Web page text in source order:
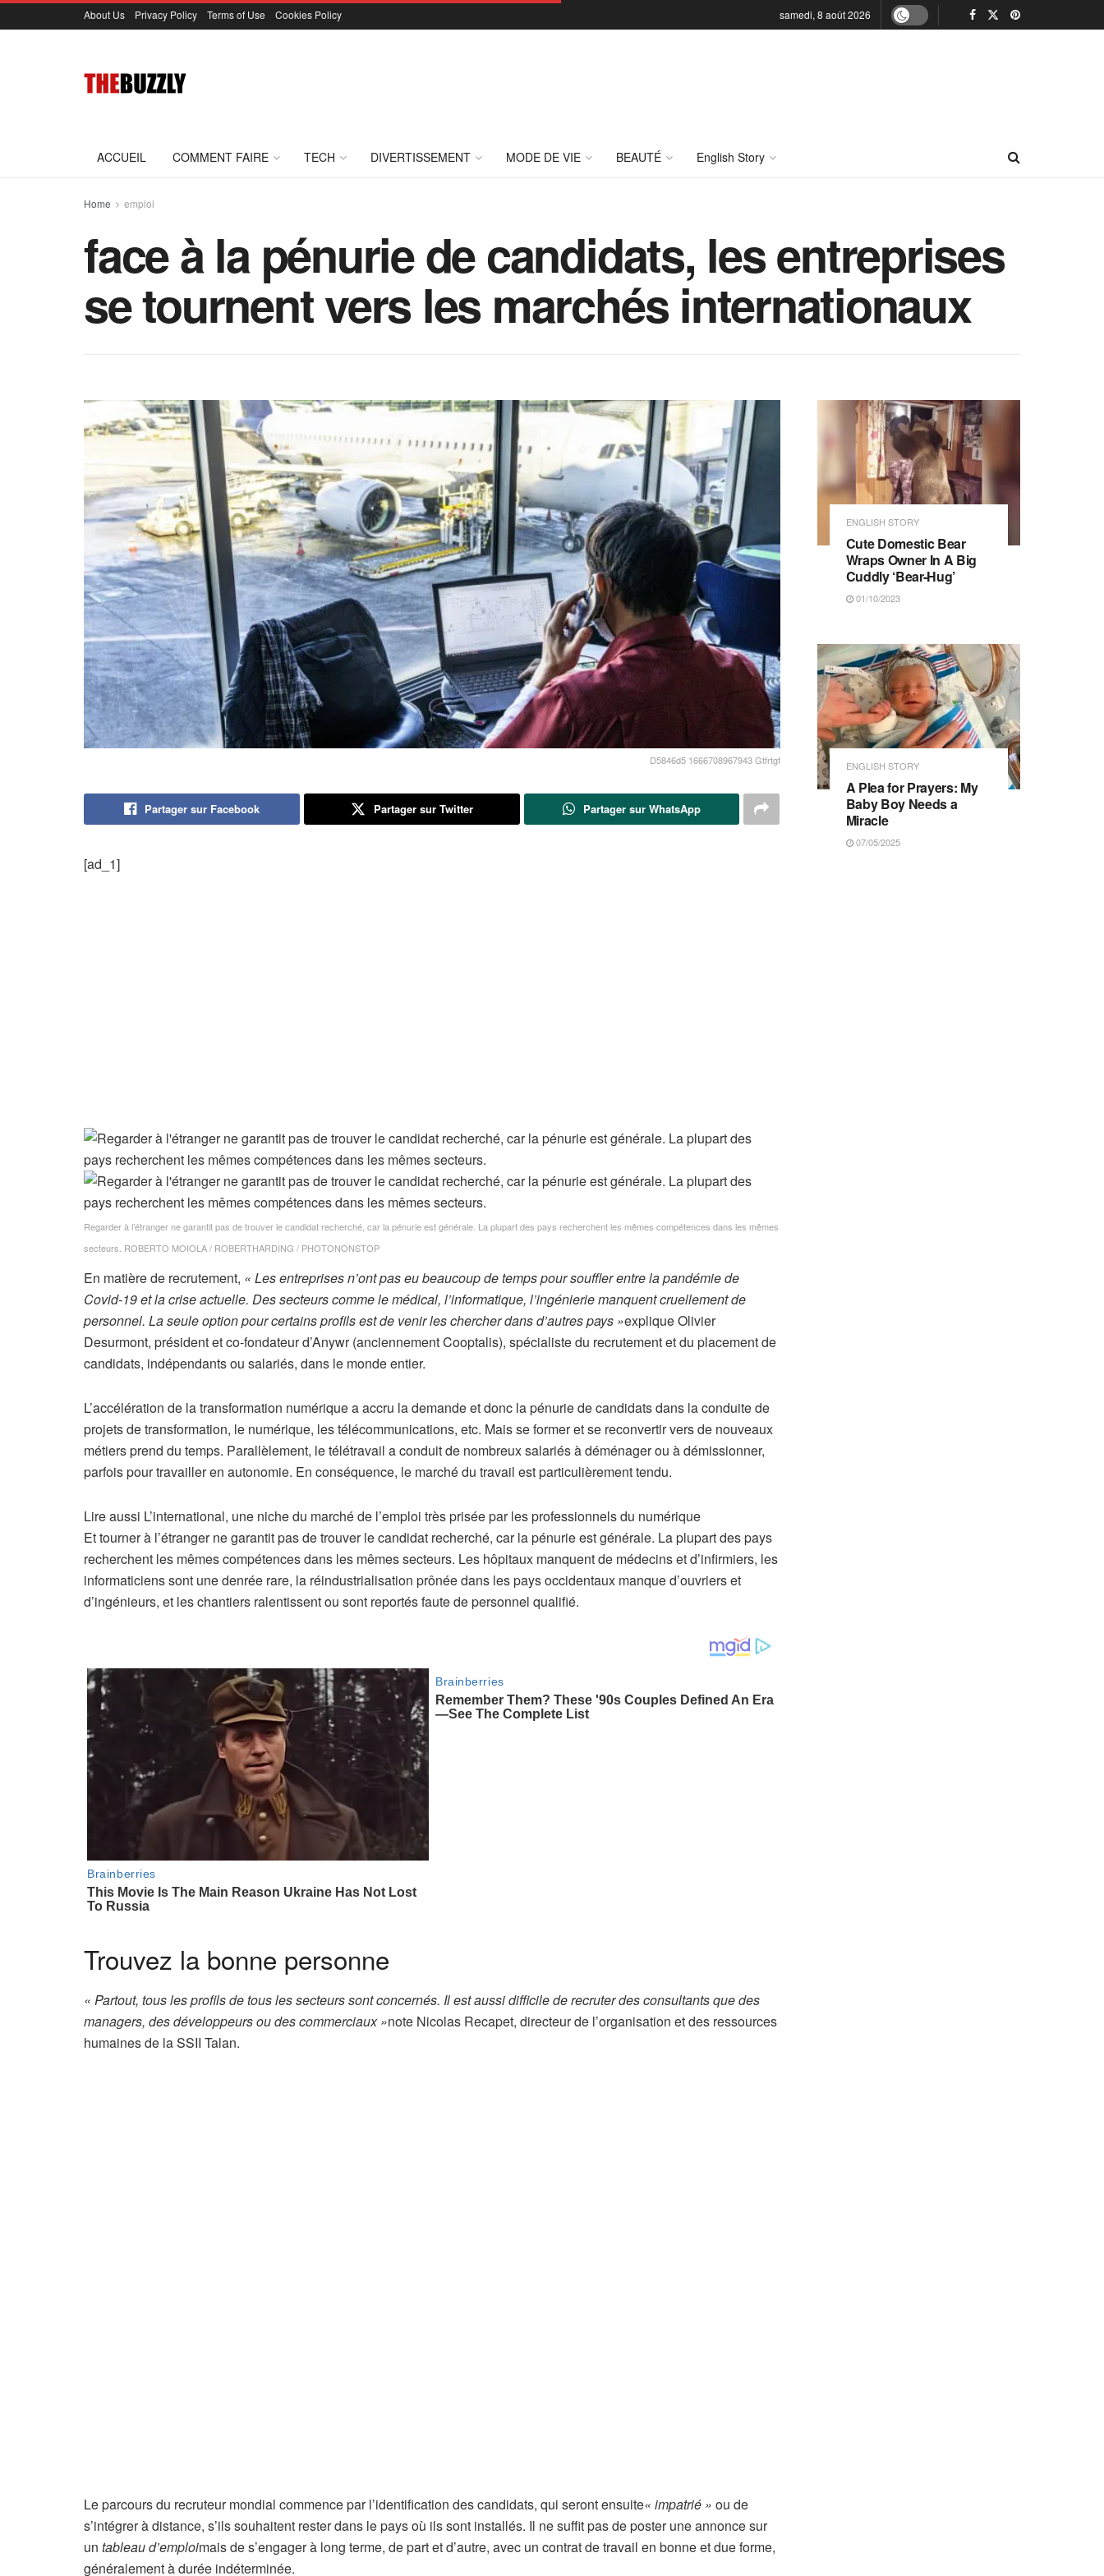
About Us Privacy Policy Terms of Use Cookies Policy samedi, 8 août 2026
ACCUEIL COMMENT FAIRE TECH DIVERTISSEMENT MODE DE VIE BEAUTÉ English Story
Home emploi
face à la pénurie de candidats, les entreprises
se tournent vers les marchés internationaux
D5846d5 1666708967943 Gtfrtgf
Partager sur Facebook Partager sur Twitter Partager sur WhatsApp
[ad_1]
Regarder à l’étranger ne garantit pas de trouver le candidat recherché, car la pénurie est générale. La plupart des pays recherchent les mêmes compétences dans les mêmes
secteurs. ROBERTO MOIOLA / ROBERTHARDING / PHOTONONSTOP
En matière de recrutement, « Les entreprises n’ont pas eu beaucoup de temps pour souffler entre la pandémie de
Covid-19 et la crise actuelle. Des secteurs comme le médical, l’informatique, l’ingénierie manquent cruellement de
personnel. La seule option pour certains profils est de venir les chercher dans d’autres pays »explique Olivier
Desurmont, président et co-fondateur d’Anywr (anciennement Cooptalis), spécialiste du recrutement et du placement de
candidats, indépendants ou salariés, dans le monde entier.
L’accélération de la transformation numérique a accru la demande et donc la pénurie de candidats dans la conduite de
projets de transformation, le numérique, les télécommunications, etc. Mais se former et se reconvertir vers de nouveaux
métiers prend du temps. Parallèlement, le télétravail a conduit de nombreux salariés à déménager ou à démissionner,
parfois pour travailler en autonomie. En conséquence, le marché du travail est particulièrement tendu.
Lire aussi L’international, une niche du marché de l’emploi très prisée par les professionnels du numérique
Et tourner à l’étranger ne garantit pas de trouver le candidat recherché, car la pénurie est générale. La plupart des pays
recherchent les mêmes compétences dans les mêmes secteurs. Les hôpitaux manquent de médecins et d’infirmiers, les
informaticiens sont une denrée rare, la réindustrialisation prônée dans les pays occidentaux manque d’ouvriers et
d’ingénieurs, et les chantiers ralentissent ou sont reportés faute de personnel qualifié.
Trouvez la bonne personne
« Partout, tous les profils de tous les secteurs sont concernés. Il est aussi difficile de recruter des consultants que des
managers, des développeurs ou des commerciaux »note Nicolas Recapet, directeur de l’organisation et des ressources
humaines de la SSII Talan.
Le parcours du recruteur mondial commence par l’identification des candidats, qui seront ensuite« impatrié » ou de
s’intégrer à distance, s’ils souhaitent rester dans le pays où ils sont installés. Il ne suffit pas de poster une annonce sur
un tableau d’emploimais de s’engager à long terme, de part et d’autre, avec un contrat de travail en bonne et due forme,
généralement à durée indéterminée.
ENGLISH STORY
Cute Domestic Bear
Wraps Owner In A Big
Cuddly ‘Bear-Hug’
01/10/2023
ENGLISH STORY
A Plea for Prayers: My
Baby Boy Needs a
Miracle
07/05/2025